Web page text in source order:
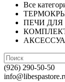
Все
ПЕЧИ ДЛЯ
(926) 290-50-50